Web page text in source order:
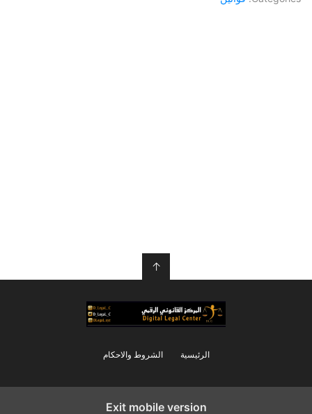
↑
الرئيسية الشروط والاحكام
Exit mobile version